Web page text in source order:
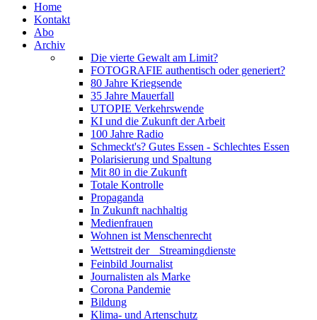
Home
Kontakt
Abo
Archiv
Die vierte Gewalt am Limit?
FOTOGRAFIE authentisch oder generiert?
80 Jahre Kriegsende
35 Jahre Mauerfall
UTOPIE Verkehrswende
KI und die Zukunft der Arbeit
100 Jahre Radio
Schmeckt's? Gutes Essen - Schlechtes Essen
Polarisierung und Spaltung
Mit 80 in die Zukunft
Totale Kontrolle
Propaganda
In Zukunft nachhaltig
Medienfrauen
Wohnen ist Menschenrecht
Wettstreit der Streamingdienste
Feinbild Journalist
Journalisten als Marke
Corona Pandemie
Bildung
Klima- und Artenschutz